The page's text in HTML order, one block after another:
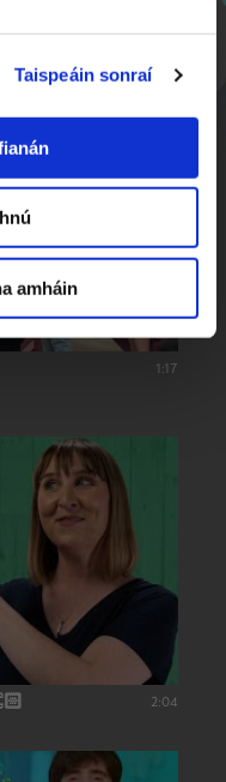
Taispeáin sonraí
amháin
1:17
1:17
2:04